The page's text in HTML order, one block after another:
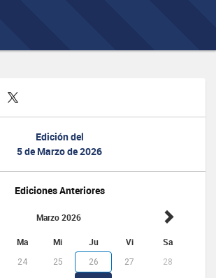
Edición del
5 de Marzo de 2026
Ediciones Anteriores
Marzo 2026
Ma Mi Ju Vi Sa
24 25 26 27 28